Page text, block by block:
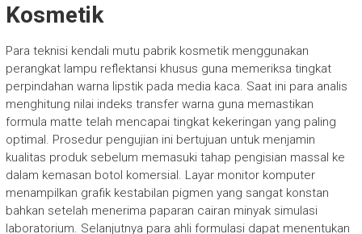
Kosmetik
Para teknisi kendali mutu pabrik kosmetik menggunakan
perangkat lampu reflektansi khusus guna memeriksa tingkat
perpindahan warna lipstik pada media kaca. Saat ini para analis
menghitung nilai indeks transfer warna guna memastikan
formula matte telah mencapai tingkat kekeringan yang paling
optimal. Prosedur pengujian ini bertujuan untuk menjamin
kualitas produk sebelum memasuki tahap pengisian massal ke
dalam kemasan botol komersial. Layar monitor komputer
menampilkan grafik kestabilan pigmen yang sangat konstan
bahkan setelah menerima paparan cairan minyak simulasi
laboratorium. Selanjutnya para ahli formulasi dapat menentukan